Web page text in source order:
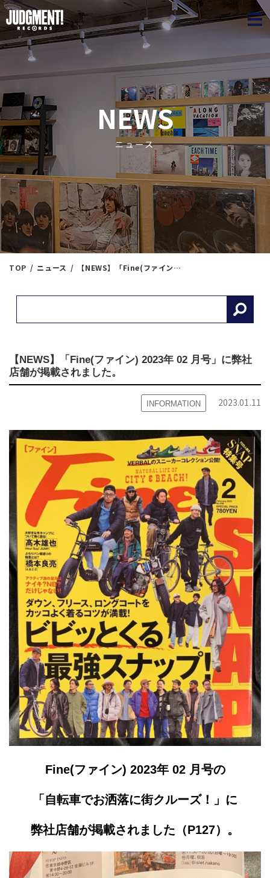
NEWS
ニュース
TOP ニュース 【NEWS】「Fine(ファイン) 2023年 02 月号」に弊社店舗が掲載されました。
【NEWS】「Fine(ファイン) 2023年 02 月号」に弊社
店舗が掲載されました。
INFORMATION 2023.01.11
Fine(ファイン) 2023年 02 月号の
「自転車でお洒落に街クルーズ！」に
弊社店舗が掲載されました（P127）。